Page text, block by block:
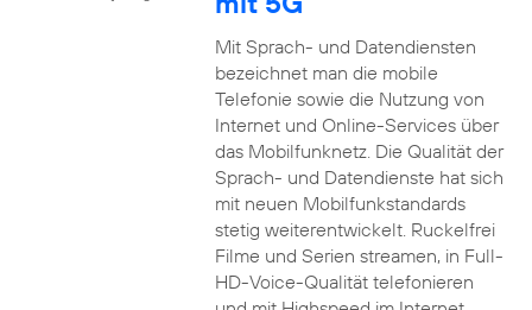
Mit Sprach- und Datendiensten
bezeichnet man die mobile
Telefonie sowie die Nutzung von
Internet und Online-Services über
das Mobilfunknetz. Die Qualität der
Sprach- und Datendienste hat sich
mit neuen Mobilfunkstandards
stetig weiterentwickelt. Ruckelfrei
Filme und Serien streamen, in Full-
HD-Voice-Qualität telefonieren